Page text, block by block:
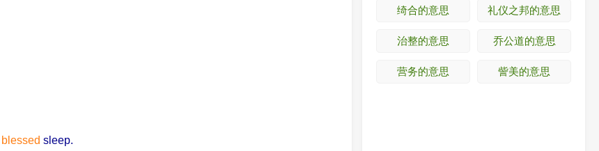
blessed sleep.
绮合的意思 礼仪之邦的意思
治整的意思 乔公道的意思
营务的意思 訾美的意思